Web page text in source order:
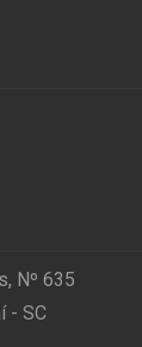
Nº 635
- SC